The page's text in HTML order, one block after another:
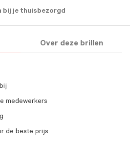
bij je thuisbezorgd
Over deze brillen
medewerkers
de beste prijs